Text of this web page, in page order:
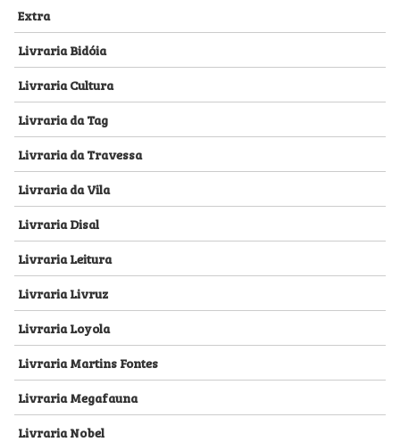
Extra
Livraria Bidóia
Livraria Cultura
Livraria da Tag
Livraria da Travessa
Livraria da Vila
Livraria Disal
Livraria Leitura
Livraria Livruz
Livraria Loyola
Livraria Martins Fontes
Livraria Megafauna
Livraria Nobel